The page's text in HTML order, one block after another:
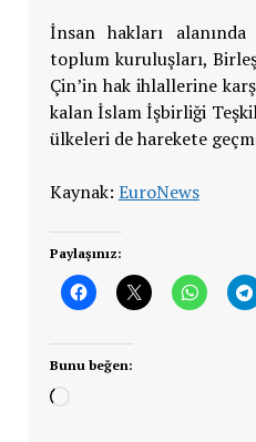
İnsan hakları
toplum kuruluşları,
Çin’in hak ihlallerine
kalan İslam İşbirliği
ülkeleri de harekete
Kaynak: EuroNews
Paylaşınız:
Bunu beğen:
Yükleniyor...